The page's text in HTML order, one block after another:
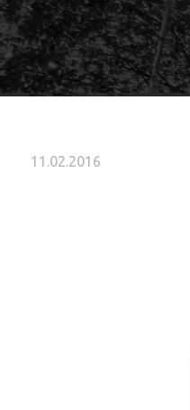
11.02.2016